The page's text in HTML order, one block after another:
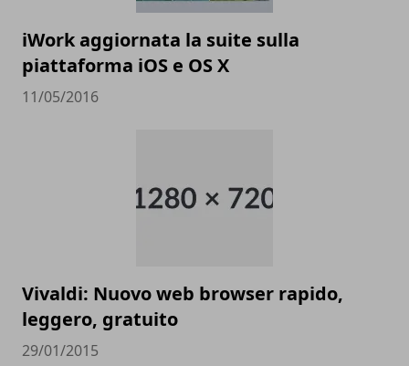
iWork aggiornata la suite sulla
piattaforma iOS e OS X
11/05/2016
Vivaldi: Nuovo web browser rapido,
leggero, gratuito
29/01/2015